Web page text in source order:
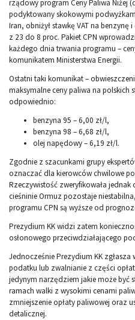
rządowy program Ceny Paliwa Niżej
podyktowany skokowymi
Iran, obniżył stawkę VAT na benzynę
z 23 do 8 proc. Pakiet CPN
każdego dnia trwania programu –
komunikatem Ministerstwa Energii.
Ostatni taki komunikat –
maksymalne ceny paliwa na polskich
odpowiednio:
benzyna 95 – 6,00 zł/l,
benzyna 98 – 6,68 zł/l,
olej napędowy – 6,19 zł/l.
Zgodnie z szacunkami grupy
oznaczać dla kierowców chwilowe
Rzeczywistość zweryfikowała
cieśninie Ormuz pozostaje
programu CPN są wyższe od
Prezydium KK widzi zatem
osłonowego przeciwdziałającego
Jednocześnie Prezydium KK
podatku lub zwalnianie z części
jedynym narzędziem jakie może być
ramach walki z wysokimi cenami
zmniejszenie opłaty paliwowej oraz
detalicznej.